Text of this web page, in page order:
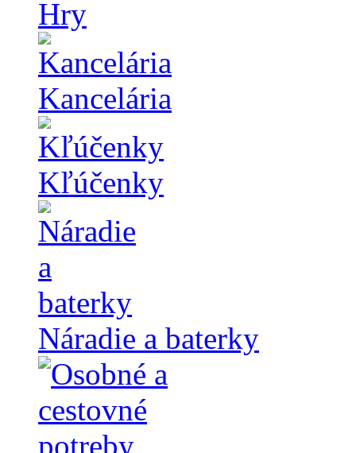
Hry
Kancelária
Kľúčenky
Náradie a baterky